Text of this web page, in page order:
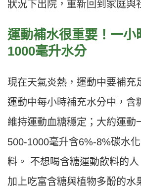
狀況下出院，重新回到家庭與
運動補水很重要！一小
1000毫升水分
現在天氣炎熱，運動中要補充
運動中每小時補充水分中，含
維持運動血糖穩定；大約運動
500-1000毫升含6%-8%碳水
料。 不想喝含糖運動飲料的
加上吃富含糖與植物多酚的水